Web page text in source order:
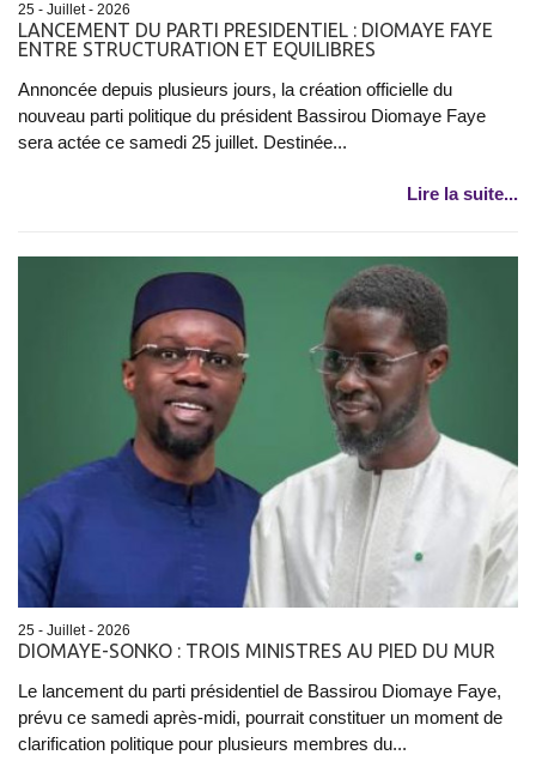
25 - Juillet - 2026
LANCEMENT DU PARTI PRESIDENTIEL : DIOMAYE FAYE
ENTRE STRUCTURATION ET EQUILIBRES
Annoncée depuis plusieurs jours, la création officielle du
nouveau parti politique du président Bassirou Diomaye Faye
sera actée ce samedi 25 juillet. Destinée...
Lire la suite...
25 - Juillet - 2026
DIOMAYE-SONKO : TROIS MINISTRES AU PIED DU MUR
Le lancement du parti présidentiel de Bassirou Diomaye Faye,
prévu ce samedi après-midi, pourrait constituer un moment de
clarification politique pour plusieurs membres du...